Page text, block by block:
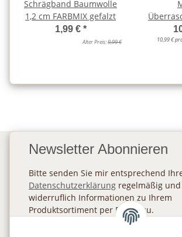
Schrägband Baumwolle
1,2 cm FARBMIX gefalzt
1,99 € *
Alter Preis:9,99 € 10,99 €
Newsletter Abonnieren
Bitte senden Sie mir entsprechend
Datenschutzerklärung regelmäßig
widerruflich Informationen zu Ihrem
Produktsortiment per E-Mail zu.